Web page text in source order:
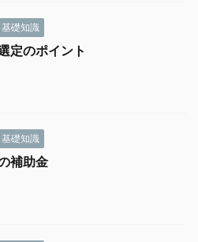
礎知識
定のポイント
礎知識
補助金